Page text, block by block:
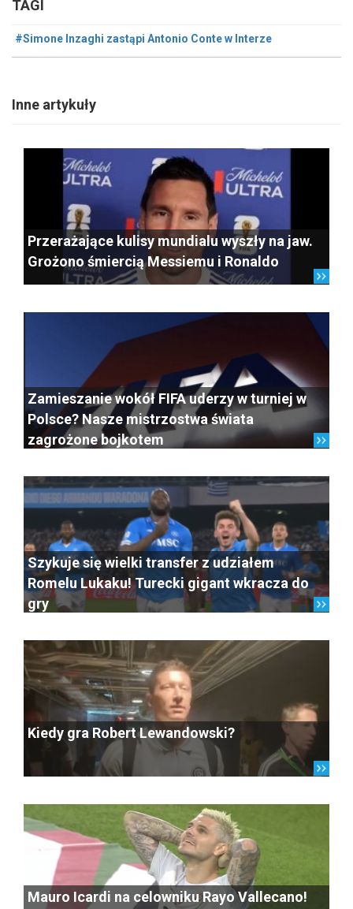
TAGI
#Simone Inzaghi zastąpi Antonio Conte w Interze
Inne artykuły
Przerażające kulisy mundialu wyszły na jaw.
Grożono śmiercią Messiemu i Ronaldo
Zamieszanie wokół FIFA uderzy w turniej w
Polsce? Nasze mistrzostwa świata
zagrożone bojkotem
Szykuje się wielki transfer z udziałem
Romelu Lukaku! Turecki gigant wkracza do
gry
Kiedy gra Robert Lewandowski?
Mauro Icardi na celowniku Rayo Vallecano!